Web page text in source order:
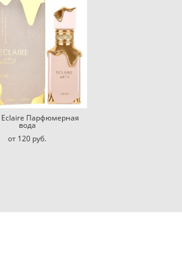
Eclaire Парфюмерная
вода
от 120 pуб.